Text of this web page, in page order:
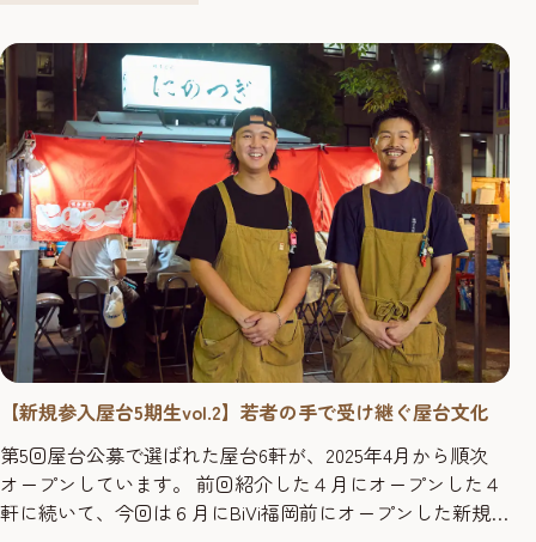
は...
【新規参入屋台5期生vol.2】若者の手で受け継ぐ屋台文化
第5回屋台公募で選ばれた屋台6軒が、2025年4月から順次
オープンしています。 前回紹介した４月にオープンした４
軒に続いて、今回は６月にBiVi福岡前にオープンした新規